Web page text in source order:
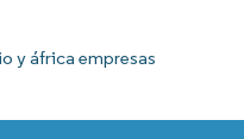
y áfrica empresas